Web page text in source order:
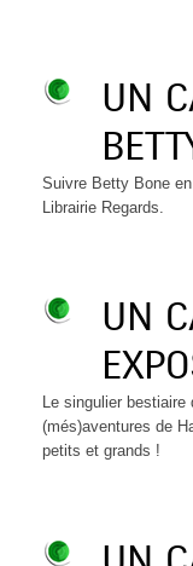
UN
Suivre Betty Bone
Librairie Regards.
UN
Le singulier
(més)aventures de
petits et grands !